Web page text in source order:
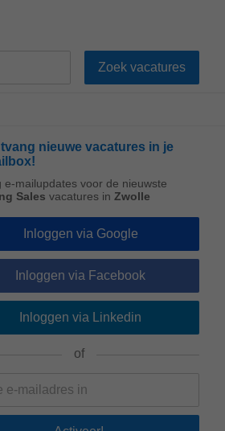
nieuwe vacatures in je
e-mailupdates voor de nieuwste
Sales vacatures in Zwolle
Inloggen via Google
Inloggen via Facebook
Inloggen via Linkedin
of